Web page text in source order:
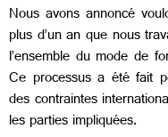
Nous avons annoncé
plus d’un an que nous
l’ensemble du mode de
Ce processus a été fait
des contraintes
les parties impliquées.